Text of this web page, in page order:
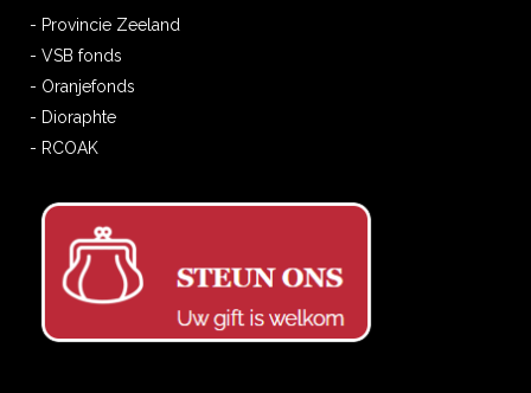
- Provincie Zeeland
- VSB fonds
- Oranjefonds
- Dioraphte
- RCOAK